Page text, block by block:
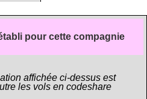
pour cette compagnie
affichée ci-dessus est
les vols en codeshare